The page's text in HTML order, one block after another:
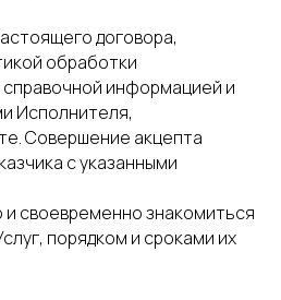
договора,
обработки
информацией и
Исполнителя,
Совершение акцепта
с указанными
своевременно знакомиться
порядком и сроками их